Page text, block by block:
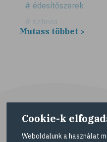
# édesítőszerek
# sztevia
# fogadalom
# életmódváltás
# célkitűzés
# étkezési napló
Mutass többet >
Cookie-k
Weboldalunk a használat